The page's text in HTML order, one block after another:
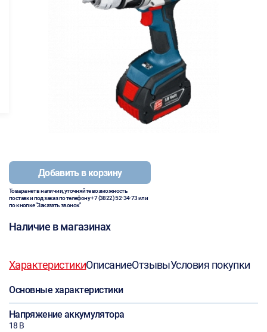
Добавить в корзину
Товара нет в наличии, уточняйте возможность
поставки под заказ по телефону+7 (3822) 52-34-73или
по кнопке "Заказать звонок"
Наличие в магазинах
ХарактеристикиОписаниеОтзывыУсловия покупки
Основные характеристики
Напряжение аккумулятора
18 В